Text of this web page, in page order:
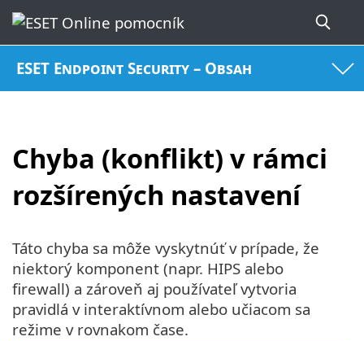
ESET Endpoint Security – Obsah
Chyba (konflikt) v rámci
rozšírených nastavení
Táto chyba sa môže vyskytnúť v prípade, že
niektorý komponent (napr. HIPS alebo
firewall) a zároveň aj používateľ vytvoria
pravidlá v interaktívnom alebo učiacom sa
režime v rovnakom čase.